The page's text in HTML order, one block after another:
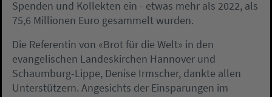
Spenden und Kollekten ein - etwas mehr als 2022, als
75,6 Millionen Euro gesammelt wurden.
Die Referentin von «Brot für die Welt» in den
evangelischen Landeskirchen Hannover und
Schaumburg-Lippe, Denise Irmscher, dankte allen
Unterstützern. Angesichts der Einsparungen im